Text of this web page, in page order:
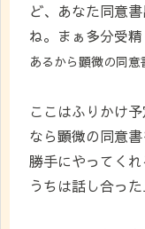
ど、あなた同意
ね。まぁ多分受精
あるから顕微の同
ここはふりかけ
なら顕微の同意
勝手にやってくれ
うちは話し合っ